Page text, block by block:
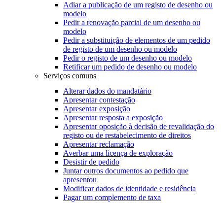
Adiar a publicação de um registo de desenho ou
modelo
Pedir a renovação parcial de um desenho ou
modelo
Pedir a substituição de elementos de um pedido
de registo de um desenho ou modelo
Pedir o registo de um desenho ou modelo
Retificar um pedido de desenho ou modelo
Serviços comuns
Alterar dados do mandatário
Apresentar contestação
Apresentar exposição
Apresentar resposta a exposição
Apresentar oposição à decisão de revalidação do
registo ou de restabelecimento de direitos
Apresentar reclamação
Averbar uma licença de exploração
Desistir de pedido
Juntar outros documentos ao pedido que
apresentou
Modificar dados de identidade e residência
Pagar um complemento de taxa